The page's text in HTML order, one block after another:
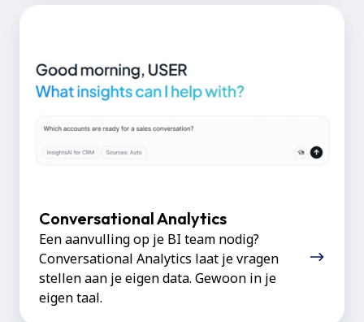
Conversational Analytics
Een aanvulling op je BI team nodig?
Conversational Analytics laat je vragen
stellen aan je eigen data. Gewoon in je
eigen taal.